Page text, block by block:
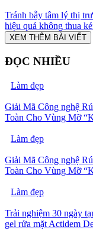
Tránh bẫy tâm lý thị
hiệu quả không thua
XEM THÊM BÀI VIẾT
ĐỌC NHIỀU
Làm đẹp
Giải Mã Công nghệ
Toàn Cho Vùng Mỡ
Làm đẹp
Giải Mã Công nghệ
Toàn Cho Vùng Mỡ
Làm đẹp
Trải nghiệm 30 ngày
gel rửa mặt Actidem